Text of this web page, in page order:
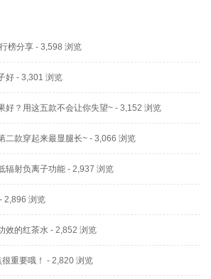
榜分享 - 3,598 浏览
好 - 3,301 浏览
好？用这五款不会让你失望~ - 3,152 浏览
二款穿起来最显腿长~ - 3,066 浏览
辐射负离子功能 - 2,937 浏览
- 2,896 浏览
效的红茶水 - 2,852 浏览
重要哦！ - 2,820 浏览